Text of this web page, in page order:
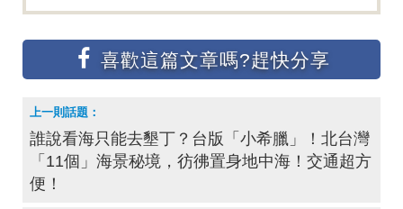
誰說看海只能去墾丁？台版「小希臘」！北台灣
「11個」海景秘境，彷彿置身地中海！交通超方
便！